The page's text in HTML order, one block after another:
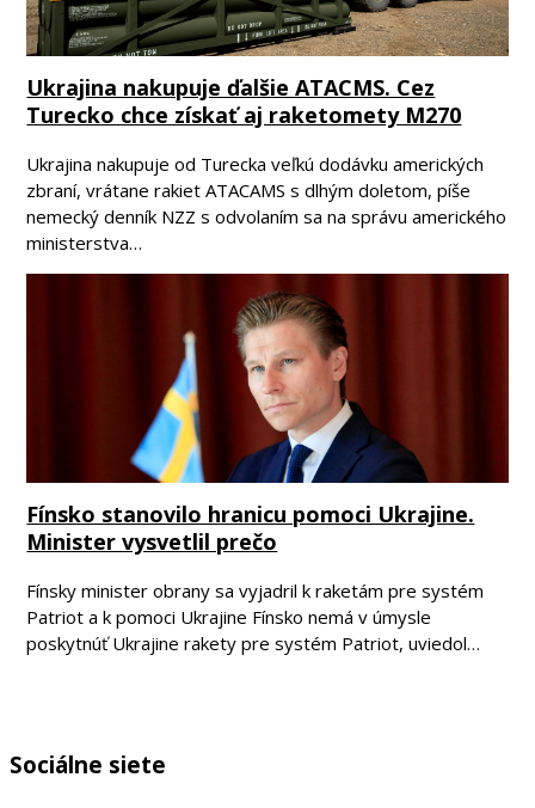
Ukrajina nakupuje ďalšie ATACMS. Cez
Turecko chce získať aj raketomety M270
Ukrajina nakupuje od Turecka veľkú dodávku amerických
zbraní, vrátane rakiet ATACAMS s dlhým doletom, píše
nemecký denník NZZ s odvolaním sa na správu amerického
ministerstva…
Fínsko stanovilo hranicu pomoci Ukrajine.
Minister vysvetlil prečo
Fínsky minister obrany sa vyjadril k raketám pre systém
Patriot a k pomoci Ukrajine Fínsko nemá v úmysle
poskytnúť Ukrajine rakety pre systém Patriot, uviedol…
Sociálne siete